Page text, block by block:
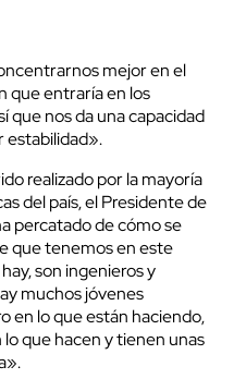
mejor en el
que entraría en los
que nos da una capacidad
estabilidad».
realizado por la mayoría
del país, el Presidente de
percatado de cómo se
que tenemos en este
son ingenieros y
muchos jóvenes
en lo que están haciendo,
que hacen y tienen unas